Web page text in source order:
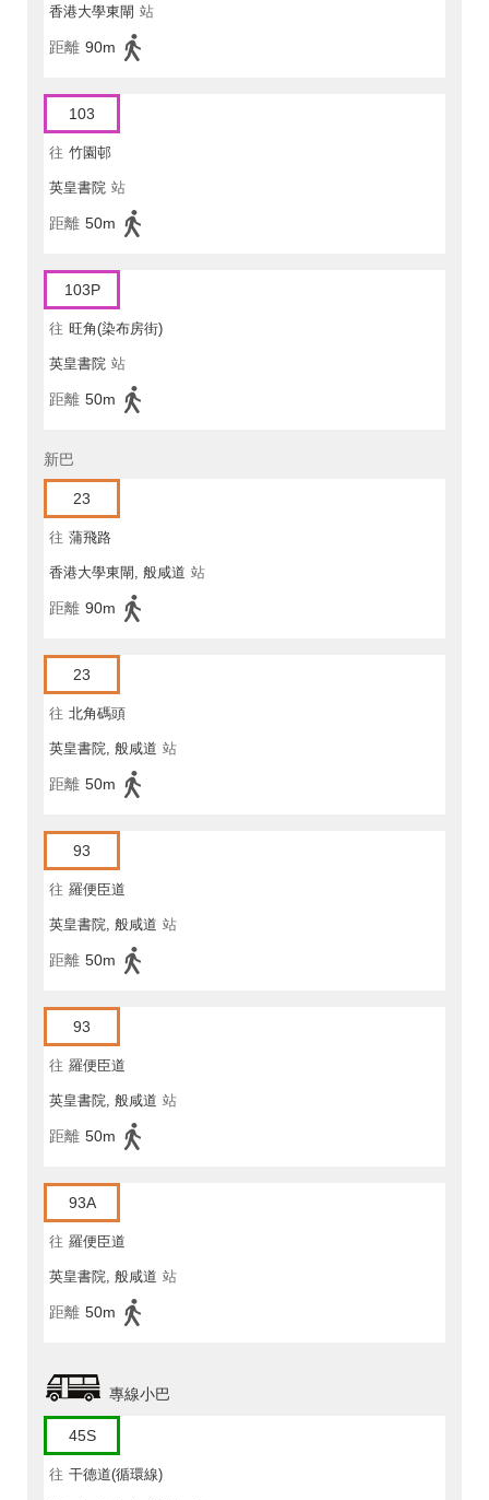
香港大學東閘 站
距離 90m
103
往 竹園邨
英皇書院 站
距離 50m
103P
往 旺角(染布房街)
英皇書院 站
距離 50m
新巴
23
往 蒲飛路
香港大學東閘, 般咸道 站
距離 90m
23
往 北角碼頭
英皇書院, 般咸道 站
距離 50m
93
往 羅便臣道
英皇書院, 般咸道 站
距離 50m
93
往 羅便臣道
英皇書院, 般咸道 站
距離 50m
93A
往 羅便臣道
英皇書院, 般咸道 站
距離 50m
專線小巴
45S
往 干德道(循環線)